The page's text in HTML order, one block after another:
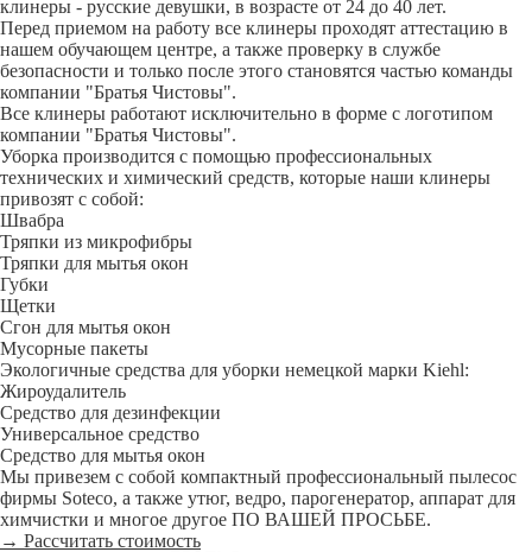
клинеры - русские девушки, в возрасте от 24 до 40 лет.
Перед приемом на работу все клинеры проходят аттестацию в
нашем обучающем центре, а также проверку в службе
безопасности и только после этого становятся частью команды
компании "Братья Чистовы".
Все клинеры работают исключительно в форме с логотипом
компании "Братья Чистовы".
Уборка производится с помощью профессиональных
технических и химический средств, которые наши клинеры
привозят с собой:
Швабра
Тряпки из микрофибры
Тряпки для мытья окон
Губки
Щетки
Сгон для мытья окон
Мусорные пакеты
Экологичные средства для уборки немецкой марки Kiehl:
Жироудалитель
Средство для дезинфекции
Универсальное средство
Средство для мытья окон
Мы привезем с собой компактный профессиональный пылесос
фирмы Soteco, а также утюг, ведро, парогенератор, аппарат для
химчистки и многое другое ПО ВАШЕЙ ПРОСЬБЕ.
→ Рассчитать стоимость